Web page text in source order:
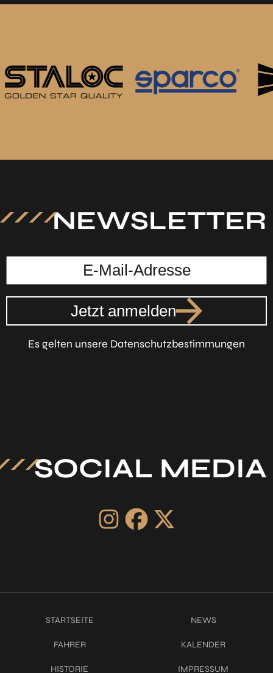
NEWSLETTER
Jetzt anmelden
Es gelten unsere Datenschutzbestimmungen
SOCIAL MEDIA
STARTSEITE NEWS
FAHRER KALENDER
HISTORIE IMPRESSUM